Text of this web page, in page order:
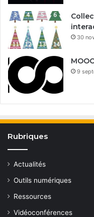
30
9
Rubriques
Actualités
Outils numériques
Ressources
Vidéoconférences